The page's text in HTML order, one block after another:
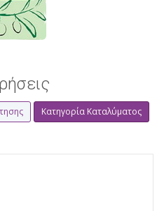
Κατηγορία Καταλύματος